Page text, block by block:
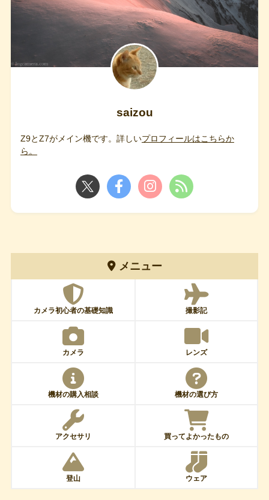
saizou
Z9とZ7がメイン機です。詳しいプロフィールはこちらか
ら。
メニュー
カメラ初心者の基礎知識 撮影記
カメラ レンズ
機材の購入相談 機材の選び方
アクセサリ 買ってよかったもの
登山 ウェア